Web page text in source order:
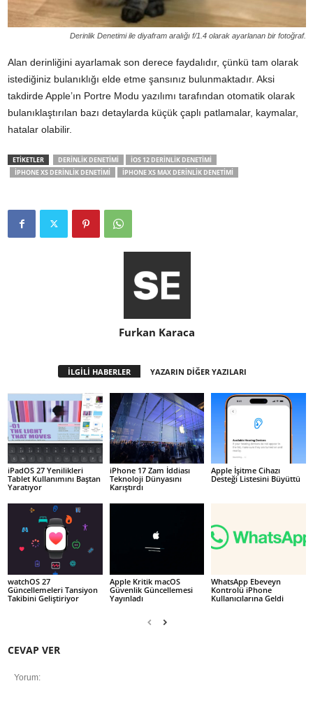
Derinlik Denetimi ile diyafram aralığı f/1.4 olarak ayarlanan bir fotoğraf.
Alan derinliğini ayarlamak son derece faydalıdır, çünkü tam olarak
istediğiniz bulanıklığı elde etme şansınız bulunmaktadır. Aksi
takdirde Apple’ın Portre Modu yazılımı tarafından otomatik olarak
bulanıklaştırılan bazı detaylarda küçük çaplı patlamalar, kaymalar,
hatalar olabilir.
ETİKETLER DERINLIK DENETIMI
IOS 12 DERINLIK DENETIMI
IPHONE XS DERINLIK DENETIMI
IPHONE XS MAX DERINLIK DENETIMI
Furkan Karaca
İLGİLİ HABERLER YAZARIN DİĞER YAZILARI
iPadOS 27 Yenilikleri
Tablet Kullanımını Baştan
Yaratıyor
iPhone 17 Zam İddiası
Teknoloji Dünyasını
Karıştırdı
Apple İşitme Cihazı
Desteği Listesini Büyüttü
watchOS 27
Güncellemeleri Tansiyon
Takibini Geliştiriyor
Apple Kritik macOS
Güvenlik Güncellemesi
Yayınladı
WhatsApp Ebeveyn
Kontrolü iPhone
Kullanıcılarına Geldi
CEVAP VER